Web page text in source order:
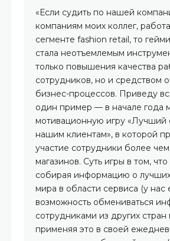
«Если судить по нашей
компаниям моих коллег,
сегменте fashion retail, то
стала неотъемлемым
только повышения качества
сотрудников, но и средством
бизнес-процессов. Приведу
один пример — в начале года
мотивационную игру «Лучший
нашим клиентам», в которой
участие сотрудники более чем
магазинов. Суть игры в том,
собирая информацию о
мира в области сервиса (у нас
возможность обмениваться
сотрудниками из других стран
применяя это в своей